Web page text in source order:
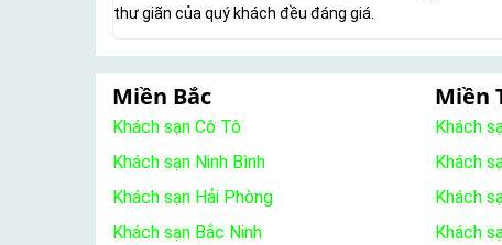
thư giãn của quý khách đều đáng giá.
Miền Bắc
Khách sạn Cô Tô
Khách sạn Ninh Bình
Khách sạn Hải Phòng
Khách sạn Bắc Ninh
Miền
Khách
Khách
Khách
Khách